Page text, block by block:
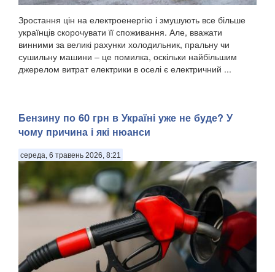
Зростання цін на електроенергію і змушують все більше
українців скорочувати її споживання. Але, вважати
винними за великі рахунки холодильник, пральну чи
сушильну машини – це помилка, оскільки найбільшим
джерелом витрат електрики в оселі є електричний ...
Бензину по 60 грн в Україні уже не буде? У
чому причина і які нюанси
середа, 6 травень 2026, 8:21